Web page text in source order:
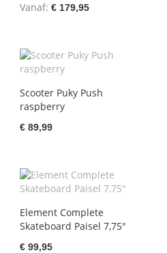
Vanaf € 179,95
Scooter Puky Push
raspberry
€ 89,99
Element Complete
Skateboard Paisel 7,75"
€ 99,95